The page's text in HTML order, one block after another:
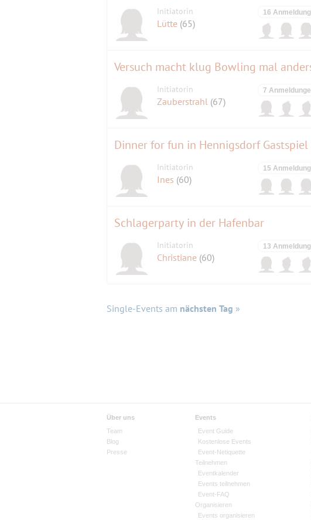
Initiatorin
Lütte (65)
16
Versuch macht klug Bowling mal
Initiatorin
Zauberstrahl (67)
7
Dinner for fun in Hennigsdorf
Initiatorin
Ines (60)
15
Schlagerparty in der Hafenbar
Initiatorin
Christiane (60)
13
Single-Events am nächsten Tag »
Über uns
Team
Blog
Presse
Events
Event Guide
Kostenlose Events
Event-Netiquette
Teilnehmen
Eventkalender
Events teilnehmen
Event-FAQ
Organisieren
Events organisieren